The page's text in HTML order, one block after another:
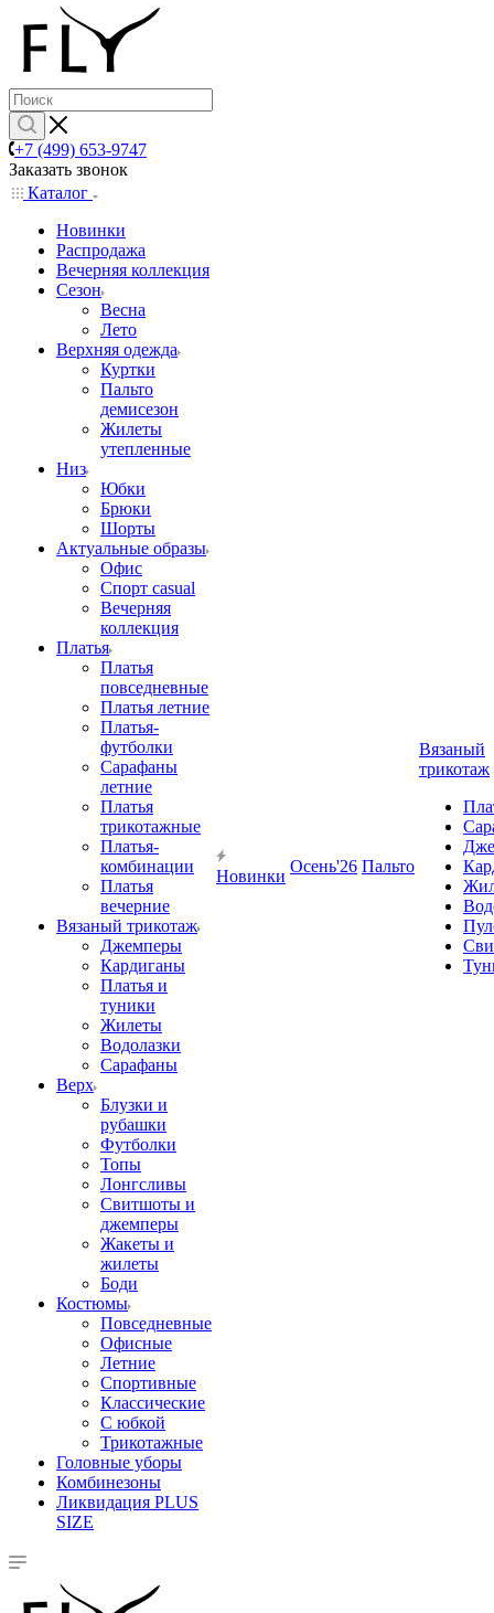
+7 (499) 653-9747
Заказать звонок
Каталог
Новинки
Распродажа
Вечерняя коллекция
Сезон
Весна
Лето
Верхняя одежда
Куртки
Пальто
демисезон
Жилеты
утепленные
Низ
Юбки
Брюки
Шорты
Актуальные образы
Офис
Спорт casual
Вечерняя
коллекция
Платья
Платья
повседневные
Платья летние
Платья-
футболки
Сарафаны
летние
Платья
трикотажные
Платья-
комбинации
Платья
вечерние
Вязаный трикотаж
Джемперы
Кардиганы
Платья и
туники
Жилеты
Водолазки
Сарафаны
Верх
Блузки и
рубашки
Футболки
Топы
Лонгсливы
Свитшоты и
джемперы
Жакеты и
жилеты
Боди
Костюмы
Повседневные
Офисные
Летние
Спортивные
Классические
С юбкой
Трикотажные
Головные уборы
Комбинезоны
Ликвидация PLUS
SIZE
Новинки
Осень'26 Пальто
Вязаный
трикотаж